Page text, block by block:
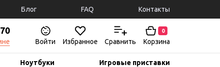
Блог FAQ Контакты
Войти Избранное Сравнить
0
Корзина
Ноутбуки Игровые приставки